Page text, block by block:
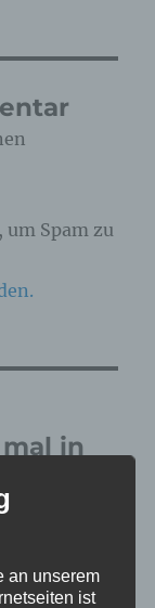
um Spam zu
in
an unserem
ist